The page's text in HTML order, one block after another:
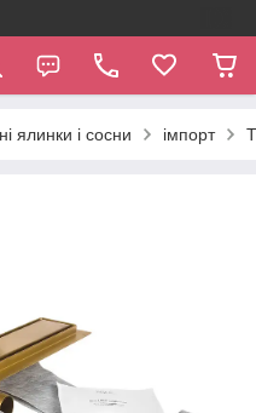
ялинки і сосни імпорт